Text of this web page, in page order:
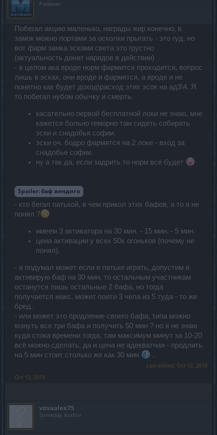
Padavan
Побегал акцию маленько, награды жир конечно, в
замок можно портами за осколки прыгать - это гуд, но
вот фарм замка эсками света это грустно
(актуальность донат нарядов в действии)
- в целом ака вроде норм фармится проходится, вопрос
лишь в эсках, они вроде и фармятся, а вроде и не
понятно как будет доход\расход этих эсок на ад3\4. Я
то побегал нубом обычку и смерть.
касательно первой бесплатной локи не знаю, мне
кажется больно геморно там сидеть собирать
эски и снадобья софии.
эски оч. бодро фармятся на 2 локе - вход за
снадобье софии.
ну а так да, если задрить то норм всё будет
Spoiler:баф вендиго
- кто бегал патькой, в чем прикол этих бафов, а то я не
понял ?
имеем 3 активатора на 30 мин. - 15 мин. - 5 мин.
цена активации у всех 50х огоньков (почему не
понял).
- я подумал может если в патьке играть, допустим я
активирую баф на 30 мин, то остальным участникам
останутся лишь остальные 2 бафа, но тогда
получается макс. может поити 3 чела из 5 туда - то же
бред.
- или может это продление своего бафа, типа можно
юзнуть все три бафа и получить 50 мин ? но я не знаю
куда стока времени тогда, там максимум минут за 10-20
всё можно сделать, да и цена не адекватная - продлить
на 5 мин стоит столько же как 30 мин
.
Last edited: Oct 12, 2019
Oct 12, 2019
vovaalex75
Someday Author